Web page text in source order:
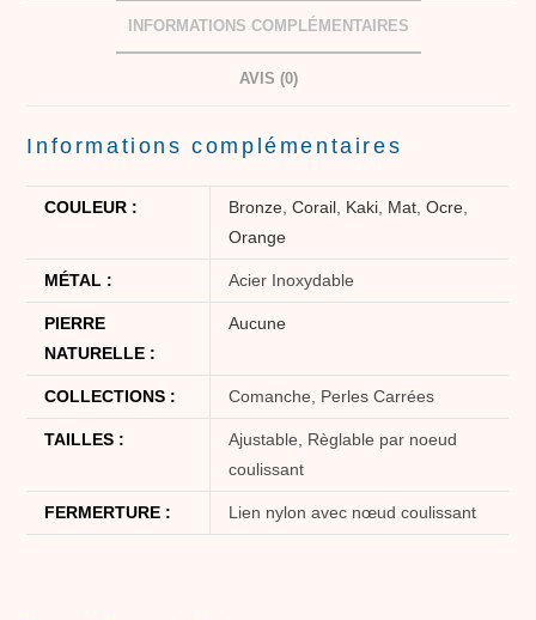
INFORMATIONS COMPLÉMENTAIRES
AVIS (0)
Informations complémentaires
COULEUR : Bronze ,Corail Kaki Mat ,Ocre
Orange
MÉTAL : Acier Inoxydable
PIERRE
NATURELLE :
Aucune
COLLECTIONS : Comanche, Perles Carrées
TAILLES :
Ajustable, Règlable par noeud
coulissant
FERMERTURE : Lien nylon avec nœud coulissant